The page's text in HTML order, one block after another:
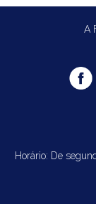
A
Horário: De